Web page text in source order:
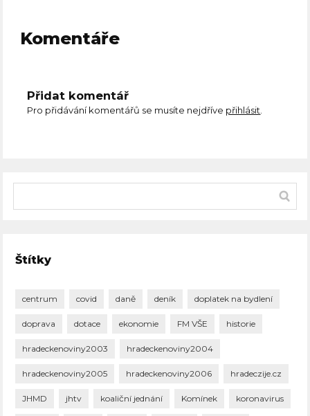
Komentáře
Přidat komentář
Pro přidávání komentářů se musíte nejdříve přihlásit
Štítky
centrum covid daně deník doplatek na bydlení
doprava dotace ekonomie FM VŠE historie
hradeckenoviny2003 hradeckenoviny2004
hradeckenoviny2005 hradeckenoviny2006 hradeczije.cz
JHMD jhtv koaliční jednání Komínek koronavirus